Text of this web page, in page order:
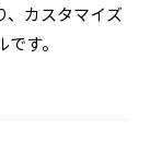
、カスタマイズ
す。